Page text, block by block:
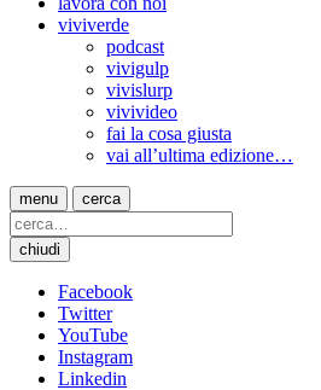
viviverde
podcast
vivigulp
vivislurp
vivivideo
fai la cosa giusta
vai all’ultima edizione…
menu cerca
chiudi
Facebook
Twitter
YouTube
Instagram
Linkedin